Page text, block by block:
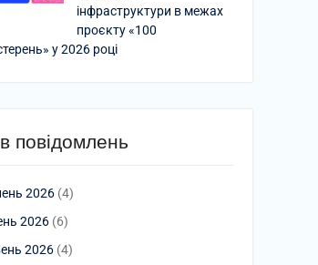
інфраструктури в межах
проєкту «100
у 2026 році
повідомлень
2026 (4)
2026 (6)
2026 (4)